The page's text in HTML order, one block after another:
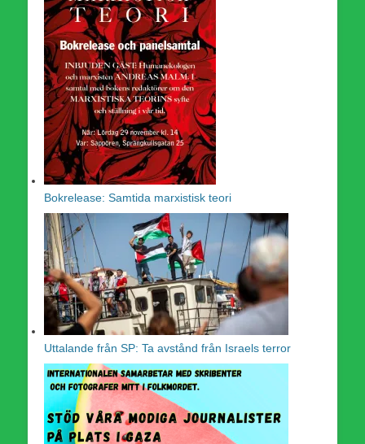
Bokrelease: Samtida marxistisk teori
Uttalande från SP: Ta avstånd från Israels terror